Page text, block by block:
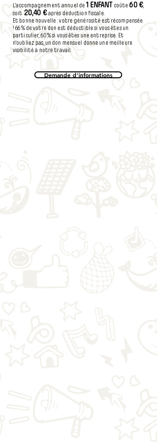
L'accompagnement annuel de1 ENFANT coûte60 €,
soit 20,40 €après déduction fiscale.
Et bonne nouvelle : votre générosité est récompensée
! 66 % de votre don est déductible si vous êtes un
particulier, 60 % si vous êtes une entreprise. Et
n'oubliez pas, un don mensuel donne une meilleure
visibilité à notre travail.
Demande d'informations